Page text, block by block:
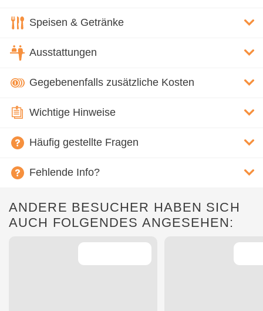
Speisen & Getränke
Ausstattungen
Gegebenenfalls zusätzliche Kosten
Wichtige Hinweise
Häufig gestellte Fragen
Fehlende Info?
ANDERE BESUCHER HABEN SICH
AUCH FOLGENDES ANGESEHEN: